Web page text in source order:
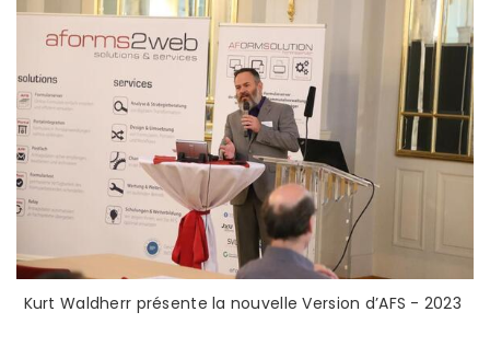
Kurt Waldherr présente la nouvelle Version d’AFS - 2023